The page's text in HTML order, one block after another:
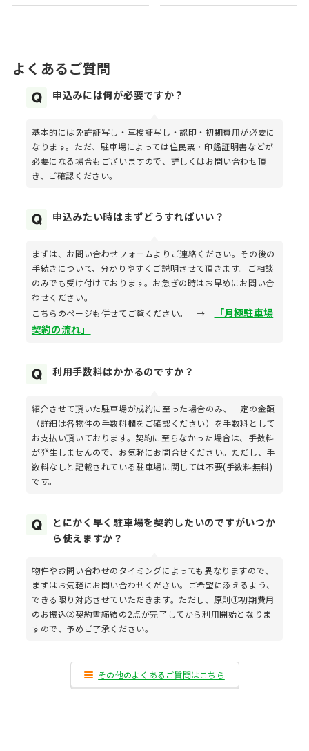
よくあるご質問
申込みには何が必要ですか？
基本的には免許証写し・車検証写し・認印・初期費用が必要に
なります。ただ、駐車場によっては住民票・印鑑証明書などが
必要になる場合もございますので、詳しくはお問い合わせ頂
き、ご確認ください。
申込みたい時はまずどうすればいい？
まずは、お問い合わせフォームよりご連絡ください。その後の
手続きについて、分かりやすくご説明させて頂きます。ご相談
のみでも受け付けております。お急ぎの時はお早めにお問い合
わせください。
こちらのページも併せてご覧ください。 →
「月極駐車場
契約の流れ」
利用手数料はかかるのですか？
紹介させて頂いた駐車場が成約に至った場合のみ、一定の金額
（詳細は各物件の手数料欄をご確認ください）を手数料として
お支払い頂いております。契約に至らなかった場合は、手数料
が発生しませんので、お気軽にお問合せください。ただし、手
数料なしと記載されている駐車場に関しては不要(手数料無料)
です。
とにかく早く駐車場を契約したいのですがいつか
ら使えますか？
物件やお問い合わせのタイミングによっても異なりますので、
まずはお気軽にお問い合わせください。ご希望に添えるよう、
できる限り対応させていただきます。ただし、原則①初期費用
のお振込②契約書締結の2点が完了してから利用開始となりま
すので、予めご了承ください。
その他のよくあるご質問はこちら